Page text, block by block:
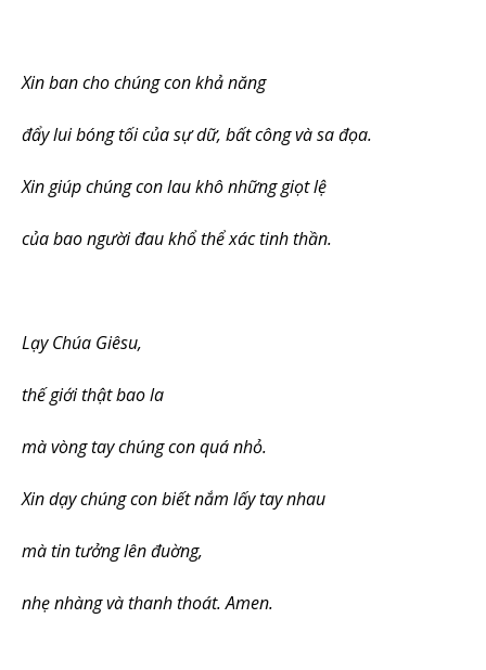
Xin ban cho chúng con khả năng
đẩy lui bóng tối của sự dữ, bất công và sa đọa.
Xin giúp chúng con lau khô những giọt lệ
của bao người đau khổ thể xác tinh thần.
Lạy Chúa Giêsu,
thế giới thật bao la
mà vòng tay chúng con quá nhỏ.
Xin dạy chúng con biết nắm lấy tay nhau
mà tin tưởng lên đuờng,
nhẹ nhàng và thanh thoát. Amen.